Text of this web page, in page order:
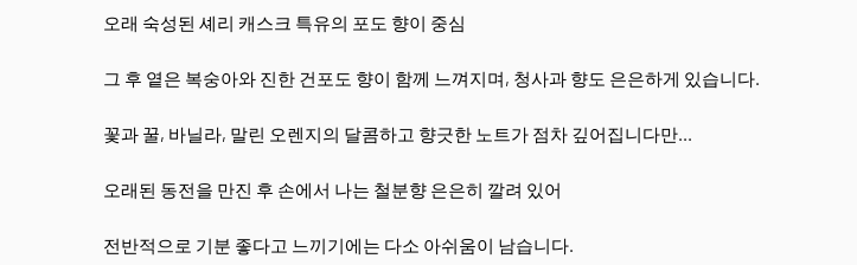
오래 숙성된 셰리 캐스크 특유의 포도 향이 중심
그 후 옅은 복숭아와 진한 건포도 향이 함께 느껴지며, 청사과 향도 은은하게 있습니다.
꽃과 꿀, 바닐라, 말린 오렌지의 달콤하고 향긋한 노트가 점차 깊어집니다만...
오래된 동전을 만진 후 손에서 나는 철분향 은은히 깔려 있어
전반적으로 기분 좋다고 느끼기에는 다소 아쉬움이 남습니다.